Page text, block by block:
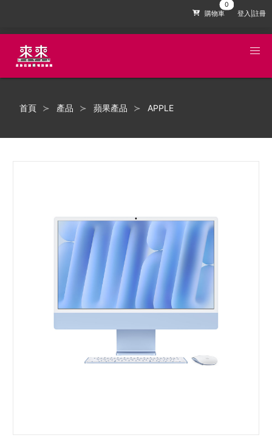
購物車 登入|註冊
首頁 產品 蘋果產品 APPLE